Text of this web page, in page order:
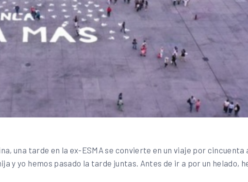
una tarde en la ex-ESMA se convierte en un viaje por cincuenta
y yo hemos pasado la tarde juntas. Antes de ir a por un helado,